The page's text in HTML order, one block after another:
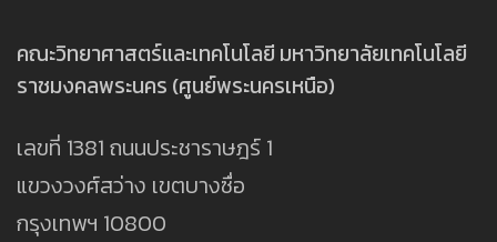
คณะวิทยาศาสตร์และเทคโนโลยี มหาวิทยาลัยเทคโนโลยี
ราชมงคลพระนคร (ศูนย์พระนครเหนือ)
เลขที่ 1381 ถนนประชาราษฎร์ 1
แขวงวงศ์สว่าง เขตบางซื่อ
กรุงเทพฯ 10800